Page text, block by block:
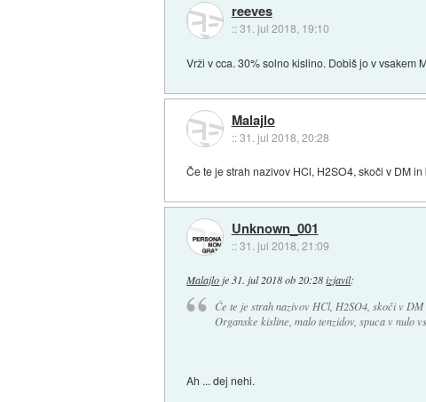
reeves
::31. jul 2018, 19:10
Vrži v cca. 30% solno kislino. Dobiš jo v vsakem
Malajlo
::31. jul 2018, 20:28
Če te je strah nazivov HCl, H2SO4, skoči v DM
Unknown_001
::31. jul 2018, 21:09
Malajlo je 31. jul 2018 ob 20:28 izjavil:
Če te je strah nazivov HCl, H2SO4, skoči v
Organske kisline, malo tenzidov, spuca v nulo
Ah ... dej nehi.